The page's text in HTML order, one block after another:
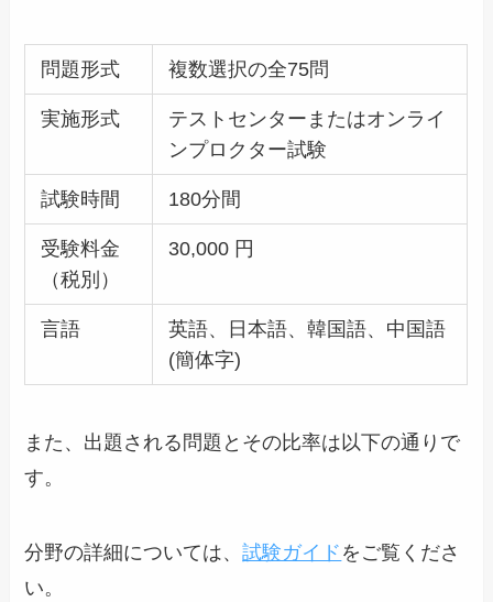
問題形式 複数選択の全75問
実施形式
テストセンターまたはオンライ
ンプロクター試験
試験時間 180分間
受験料金
（税別）
30,000 円
言語
英語、日本語、韓国語、中国語
(簡体字)
また、出題される問題とその比率は以下の通りで
す。
分野の詳細については、試験ガイド をご覧くださ
い。